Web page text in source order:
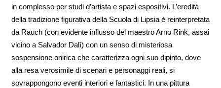
in complesso per studi d’artista e spazi espositivi. L’eredità
della tradizione figurativa della Scuola di Lipsia è reinterpretata
da Rauch (con evidente influsso del maestro Arno Rink, assai
vicino a Salvador Dalì) con un senso di misteriosa
sospensione onirica che caratterizza ogni suo dipinto, dove
alla resa verosimile di scenari e personaggi reali, si
sovrappongono eventi interiori e fantastici. In una pittura